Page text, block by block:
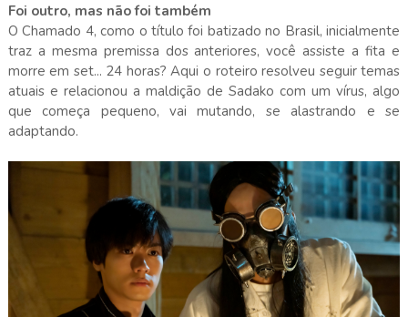
Foi outro, mas não foi também
O Chamado 4, como o título foi batizado no Brasil, inicialmente
traz a mesma premissa dos anteriores, você assiste a fita e
morre em set... 24 horas? Aqui o roteiro resolveu seguir temas
atuais e relacionou a maldição de Sadako com um vírus, algo
que começa pequeno, vai mutando, se alastrando e se
adaptando.